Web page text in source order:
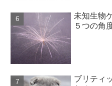
未知生物
５つの角
ブリティ